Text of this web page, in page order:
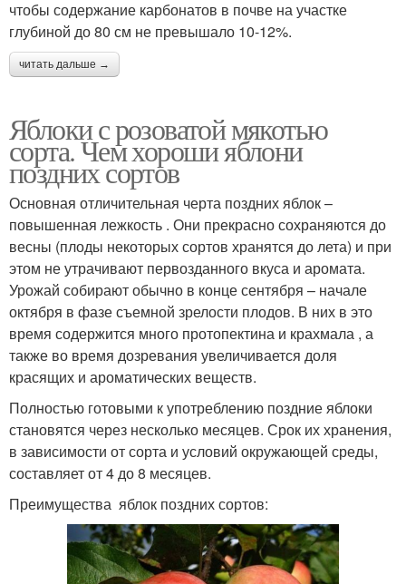
чтобы содержание карбонатов в почве на участке
глубиной до 80 см не превышало 10-12%.
читать дальше →
Яблоки с розоватой мякотью
сорта. Чем хороши яблони
поздних сортов
Основная отличительная черта поздних яблок –
повышенная лежкость . Они прекрасно сохраняются до
весны (плоды некоторых сортов хранятся до лета) и при
этом не утрачивают первозданного вкуса и аромата.
Урожай собирают обычно в конце сентября – начале
октября в фазе съемной зрелости плодов. В них в это
время содержится много протопектина и крахмала , а
также во время дозревания увеличивается доля
красящих и ароматических веществ.
Полностью готовыми к употреблению поздние яблоки
становятся через несколько месяцев. Срок их хранения,
в зависимости от сорта и условий окружающей среды,
составляет от 4 до 8 месяцев.
Преимущества яблок поздних сортов: